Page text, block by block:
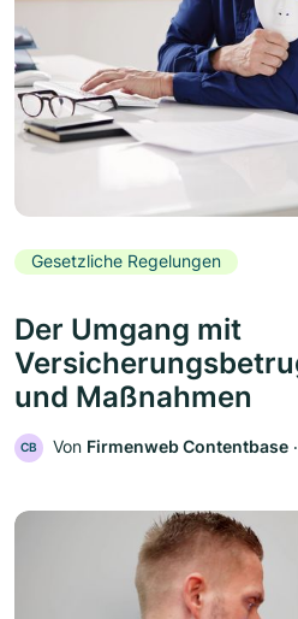
Gesetzliche Regelungen
Der Umgang mit
und Maßnahmen
CB Von Firmenweb Contentbase ‧